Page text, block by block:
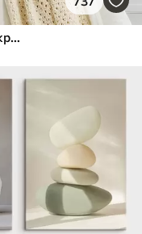
Крупний план білої квітки півонії з крапельками води на пелюстках на розмитому фоні